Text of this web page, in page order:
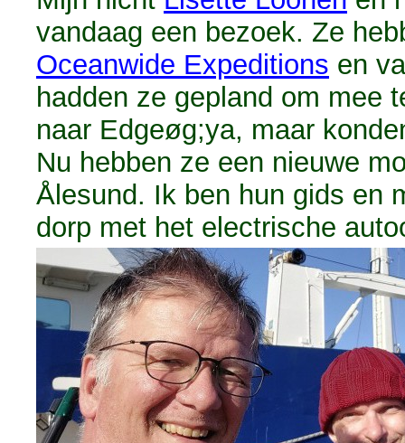
vandaag een bezoek. Ze
Oceanwide Expeditions en
hadden ze gepland om mee
naar Edgeøg;ya, maar
Nu hebben ze een nieuwe
Ålesund. Ik ben hun gids en
dorp met het electrische